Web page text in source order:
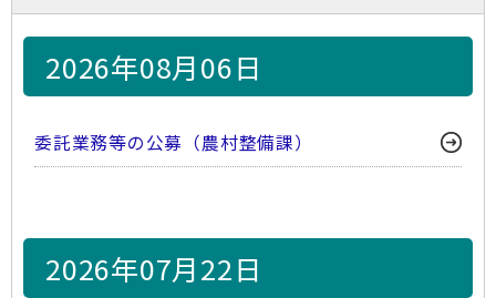
2026年08月06日
委託業務等の公募（農村整備課）
2026年07月22日